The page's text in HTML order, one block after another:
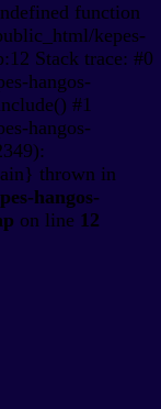
function
kepes-
Stack trace: #0
hangos-
#1
hangos-
thrown in
hangos-
on line 12